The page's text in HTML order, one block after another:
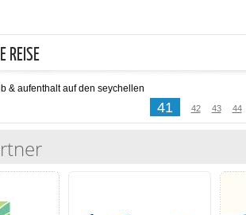
REISE
& aufenthalt auf den seychellen
41 42 43 44